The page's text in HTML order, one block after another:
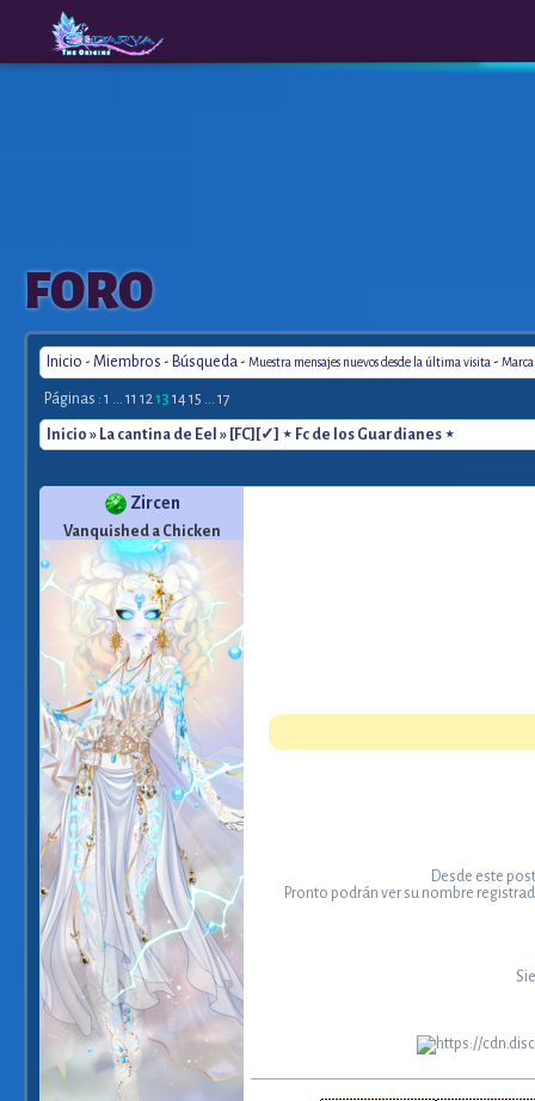
The
Origins
FORO
Inicio - Miembros - Búsqueda - Muestra mensajes nuevos desde la última visita - Marca
Páginas : 1 ... 11 1213 1415 ... 17
Inicio » La cantina de Eel » [FC][✓] ⋆ Fc de los Guardianes ⋆
Zircen
Vanquished a Chicken
Desde este
Pronto podrán ver su nombre